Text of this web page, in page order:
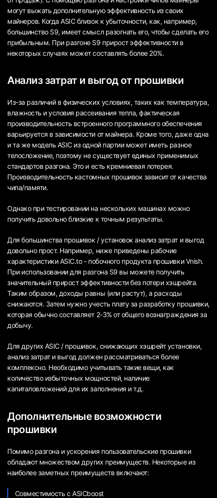
могут выжать дополнительную эффективность из своих
майнеров. Когда ASIC близок к убыточности, как, например,
большинство S9, имеет смысл разогнать его, чтобы сделать его
прибыльным. При разгоне S9 прирост эффективности в
некоторых случаях может составлять более 20%.
Анализ затрат и выгод от прошивки
Из-за различий в физических условиях, таких как температура,
влажность и условия рассеивания тепла, фактическая
производительность встроенного программного обеспечения
варьируется в зависимости от майнера. Кроме того, даже одна
и та же модель ASIC из одной партии может иметь разное
телосложение, поэтому не существует единых применимых
стандартов разгона. Это и есть кремниевая лотерея.
Производительность кастомных прошивок зависит от качества
чипа/памяти.
Однако при тестировании на нескольких машинах можно
получить довольно близкие к точным результаты.
Для большинства прошивок / установок анализ затрат и выгод
довольно прост. Например, ниже приведены рабочие
характеристики ASIC.to - побочного продукта прошивки Vnish.
При использовании для разгона S9 вы можете получить
значительный прирост эффективности без потери хэшрейта.
Таким образом, доходы равны (или растут), а расходы
снижаются. Затем нужно учесть плату за разработку прошивки,
которая обычно составляет 2-3% от общего вознаграждения за
добычу.
Для других ASIC / прошивок, снижающих хэшрейт установки,
анализ затрат и выгод должен рассматриваться более
комплексно. Необходимо учитывать такие вещи, как
количество избыточных мощностей, наличие
капиталовложений для их заполнения и т.д.
Дополнительные возможности
прошивки
Помимо разгона и ускорения пользовательские прошивки
обладают множеством других преимуществ. Некоторые из
наиболее заметных преимуществ включают:
Совместимость с ASICboost